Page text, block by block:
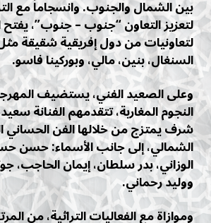
بين الشمال والجنوب. وانسجاماً مع
لتعزيز التعاون “جنوب – جنوب”، يفتح
لتعاونيات من دول إفريقية شقيقة
السنغال، بنين، مالي، وبوركينا فاسو.
وعلى الصعيد الفني، يستضيف
النجوم المغاربة، تتقدمهم الفنانة
شرف يمتزج من خلالها الفن الحساني
الشمالي، إلى جانب الأسماء: حسن
الوزاني، بدر سلطان، إيمان الحاجب،
ووليد رحماني.
وموازاة مع الفعاليات التراثية، من